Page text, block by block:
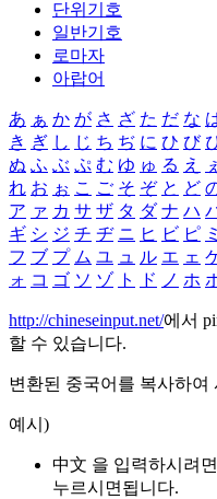
단위기호
일반기호
로마자
아랍어
あ ぁ か が さ ざ た だ な
き ぎ し じ ち ぢ に ひ び
ぬ ふ ぶ ぷ む ゆ ゅ る え ぇ
れ お ぉ こ ご そ ぞ と ど
ア ァ カ サ ザ タ ダ ナ ハ
ギ シ ジ チ ヂ ニ ヒ ビ ピ ミ
フ ブ プ ム ユ ュ ル エ ェ
ォ コ ゴ ソ ゾ ト ド ノ ホ
http://chineseinput.net/에서
할 수 있습니다.
변환된 중국어를 복사하여
예시)
中文 을 입력하시려면
누르시면됩니다.